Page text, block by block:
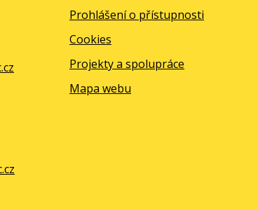
Prohlášení o přístupnosti
Cookies
Projekty a spolupráce
Mapa webu